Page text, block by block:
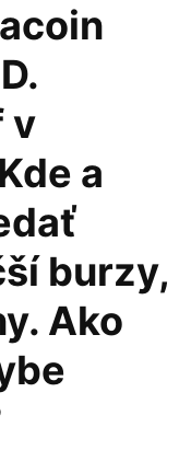
v
a
burzy,
Ako